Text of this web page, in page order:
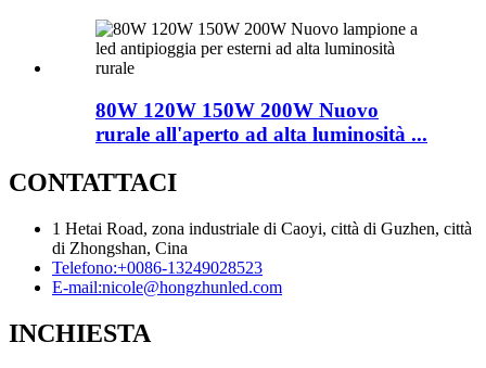
80W 120W 150W 200W Nuovo
rurale all'aperto ad alta luminosità ...
CONTATTACI
1 Hetai Road, zona industriale di Caoyi, città di Guzhen, città
di Zhongshan, Cina
Telefono:+0086-13249028523
E-mail:nicole@hongzhunled.com
INCHIESTA